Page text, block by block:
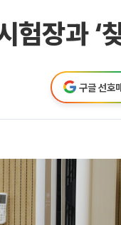
장과 ‘
구글 선호